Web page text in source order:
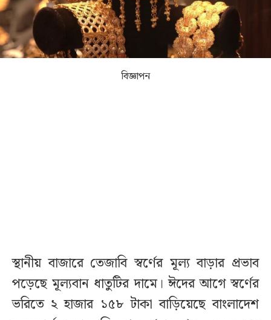
বিজ্ঞাপন
স্থানীয় বাজারে তেজাবি স্বর্ণের মূল্য বাড়ার প্রভাব
পড়েছে মূল্যবান ধাতুটির দামে। ঈদের আগে স্বর্ণের
ভরিতে ২ হাজার ১৫৮ টাকা বাড়িয়েছে বাংলাদেশ